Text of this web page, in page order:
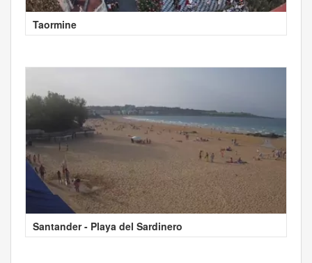
Taormine
Santander - Playa del Sardinero